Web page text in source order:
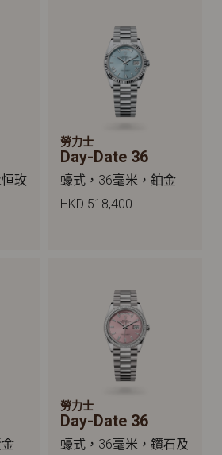
玫
勞力士
Day-Date 36
蠔式，36毫米，鉑金
HKD 518,400
勞力士
Day-Date 36
蠔式，36毫米，鑽石及